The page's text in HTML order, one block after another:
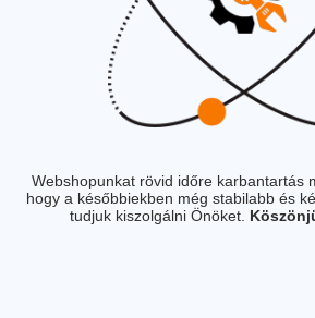
Webshopunkat rövid időre karbantartás
hogy a későbbiekben még stabilabb és
tudjuk kiszolgálni Önöket.